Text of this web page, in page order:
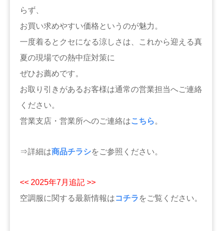
らず、
お買い求めやすい価格というのが魅力。
一度着るとクセになる涼しさは、これから迎える真
夏の現場での熱中症対策に
ぜひお薦めです。
お取り引きがあるお客様は通常の営業担当へご連絡
ください。
営業支店・営業所へのご連絡はこちら 。
⇒詳細は商品チラシをご参照ください。
<< 2025年7月追記 >>
空調服に関する最新情報はコチラ をご覧ください。